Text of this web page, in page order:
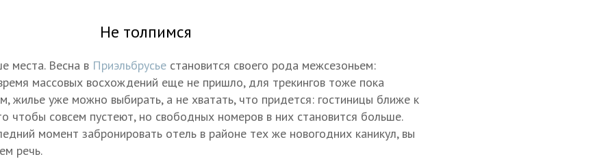
Не толпимся
места. Весна в Приэльбрусье становится своего рода межсезоньем:
массовых восхождений еще не пришло, для трекингов тоже пока
жилье уже можно выбирать, а не хватать, что придется: гостиницы ближе к
чтобы совсем пустеют, но свободных номеров в них становится больше.
момент забронировать отель в районе тех же новогодних каникул, вы
речь.